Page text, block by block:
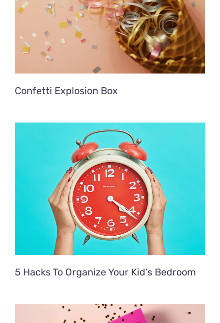
Confetti Explosion Box
5 Hacks To Organize Your Kid’s Bedroom